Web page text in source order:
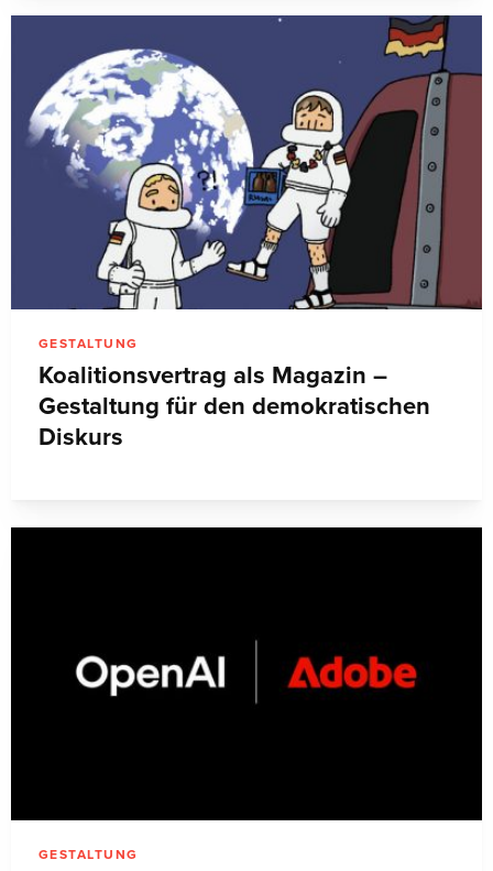
GESTALTUNG
Koalitionsvertrag als Magazin –
Gestaltung für den demokratischen
Diskurs
GESTALTUNG